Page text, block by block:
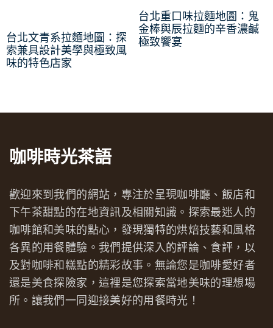
台北文青系拉麵地圖：探
索兼具設計美學與極致風
味的特色店家
台北重口味拉麵地圖：鬼
金棒與辰拉麵的辛香濃鹹
極致饗宴
咖啡時光茶語
歡迎來到我們的網站，專注於呈現咖啡廳、飯店和
下午茶甜點的在地資訊及相關知識。探索最迷人的
咖啡館和美味的點心，發現獨特的烘焙技藝和風格
各異的用餐體驗。我們提供深入的評論、食評，以
及對咖啡和糕點的精彩故事。無論您是咖啡愛好者
還是美食探險家，這裡是您探索當地美味的理想場
所。讓我們一同迎接美好的用餐時光！